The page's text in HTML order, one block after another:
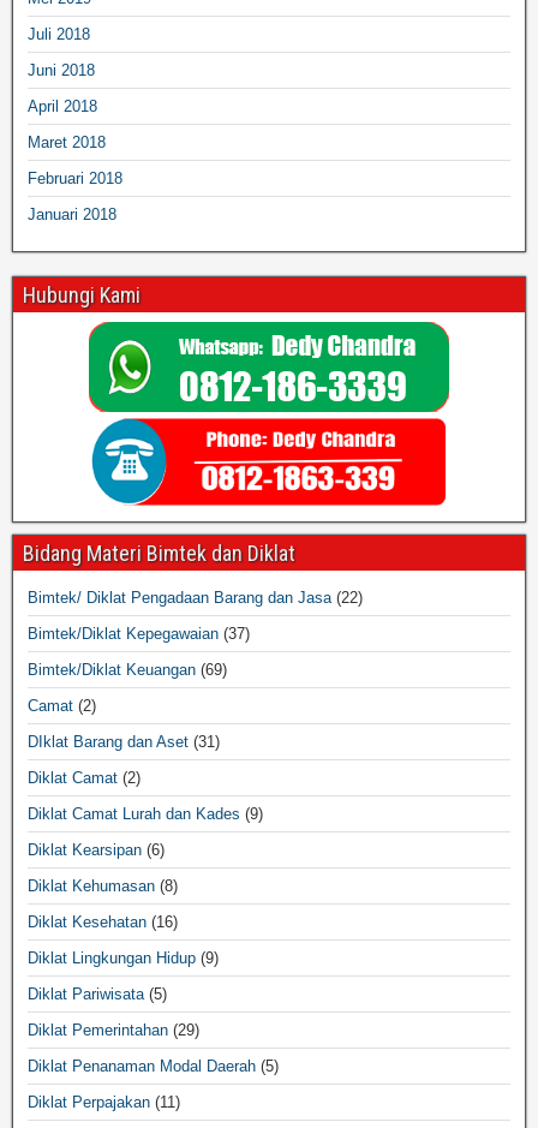
Juli 2018
Juni 2018
April 2018
Maret 2018
Februari 2018
Januari 2018
Hubungi Kami
Bidang Materi Bimtek dan Diklat
Bimtek/ Diklat Pengadaan Barang dan Jasa(22)
Bimtek/Diklat Kepegawaian (37)
Bimtek/Diklat Keuangan (69)
Camat (2)
DIklat Barang dan Aset (31)
Diklat Camat (2)
Diklat Camat Lurah dan Kades (9)
Diklat Kearsipan (6)
Diklat Kehumasan (8)
Diklat Kesehatan (16)
Diklat Lingkungan Hidup (9)
Diklat Pariwisata(5)
Diklat Pemerintahan (29)
Diklat Penanaman Modal Daerah (5)
Diklat Perpajakan (11)